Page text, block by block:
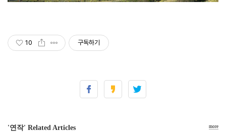
10 구독하기
'연작' Related Articles more